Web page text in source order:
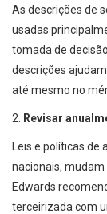
As descrições de
usadas
tomada de
descrições
até mesmo no
2. Revisar
Leis e políticas
nacionais,
Edwards
terceirizada com